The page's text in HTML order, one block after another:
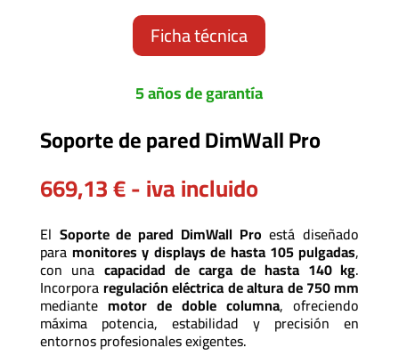
Ficha técnica
5 años de garantía
Soporte de pared DimWall Pro
669,13€- iva incluido
El Soporte de pared DimWall Pro está diseñado
paramonitores y displays de hasta 105 pulgadas,
con unacapacidad de carga de hasta 140 kg.
Incorporaregulación eléctrica de altura de 750 mm
mediantemotor de doble columna, ofreciendo
máxima potencia, estabilidad y precisión en
entornos profesionales exigentes.